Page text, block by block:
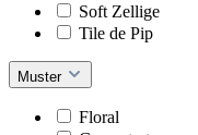
Soft Zellige
Tile de Pip
Muster
Floral